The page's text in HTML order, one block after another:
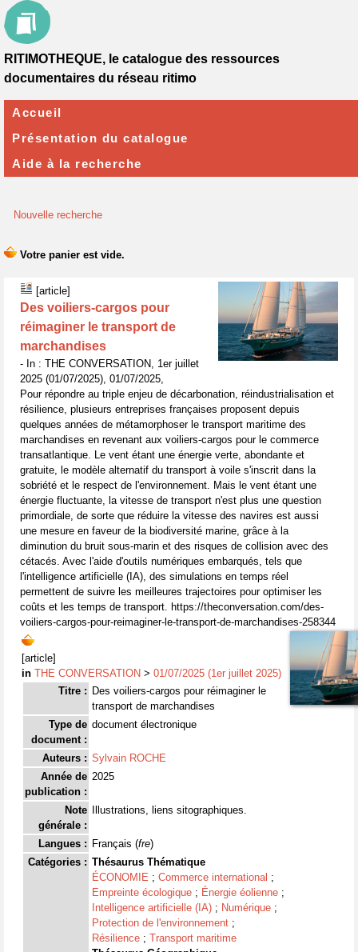
Nouvelle recherche
[article]
Des voiliers-cargos pour
réimaginer le transport de
marchandises
- In : THE CONVERSATION, 1er juillet
2025 (01/07/2025), 01/07/2025,
Pour répondre au triple enjeu de décarbonation, réindustrialisation et
résilience, plusieurs entreprises françaises proposent depuis
quelques années de métamorphoser le transport maritime des
marchandises en revenant aux voiliers-cargos pour le commerce
transatlantique. Le vent étant une énergie verte, abondante et
gratuite, le modèle alternatif du transport à voile s'inscrit dans la
sobriété et le respect de l'environnement. Mais le vent étant une
énergie fluctuante, la vitesse de transport n'est plus une question
primordiale, de sorte que réduire la vitesse des navires est aussi
une mesure en faveur de la biodiversité marine, grâce à la
diminution du bruit sous-marin et des risques de collision avec des
cétacés. Avec l'aide d'outils numériques embarqués, tels que
l'intelligence artificielle (IA), des simulations en temps réel
permettent de suivre les meilleures trajectoires pour optimiser les
coûts et les temps de transport. https://theconversation.com/des-
voiliers-cargos-pour-reimaginer-le-transport-de-marchandises-258344
[article]
in THE CONVERSATION > 01/07/2025 (1er juillet 2025)
Titre : Des voiliers-cargos pour réimaginer le
transport de marchandises
Type de
document :
document électronique
Auteurs : Sylvain ROCHE
Année de
publication :
2025
Note
générale :
Illustrations, liens sitographiques.
Langues : Français (fre)
Catégories : Thésaurus Thématique
ÉCONOMIE ; Commerce international ;
Empreinte écologique ; Énergie éolienne ;
Intelligence artificielle (IA) ; Numérique ;
Protection de l'environnement ;
Résilience ; Transport maritime
RITIMOTHEQUE, le catalogue des ressources
documentaires du réseau ritimo
Accueil
Présentation du catalogue
Aide à la recherche